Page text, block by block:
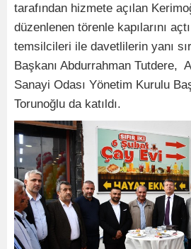
tarafından hizmete açılan
düzenlenen törenle kapılarını
temsilcileri ile davetlilerin yanı
Başkanı Abdurrahman Tutdere,
Sanayi Odası Yönetim Kurulu
Torunoğlu da katıldı.